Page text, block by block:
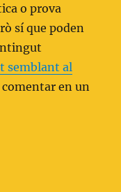
o prova
sí que poden
semblant al
en un